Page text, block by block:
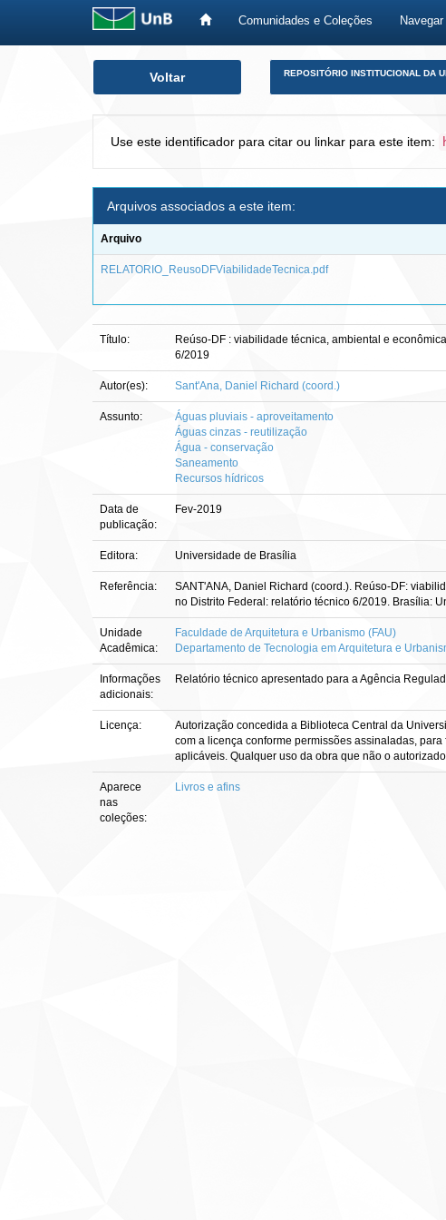
Comunidades e Coleções Navegar
Voltar REPOSITÓRIO INSTITUCIONAL DA
Use este identificador para citar ou linkar para este item:
Arquivos associados a este item:
Arquivo
RELATORIO_ReusoDFViabilidadeTecnica.pdf
Título:
Reúso-DF : viabilidade técnica, ambiental e
6/2019
Autor(es): Sant'Ana, Daniel Richard (coord.)
Assunto:
Águas pluviais - aproveitamento
Águas cinzas - reutilização
Água - conservação
Saneamento
Recursos hídricos
Data de
publicação:
Fev-2019
Editora: Universidade de Brasília
Referência:
SANT'ANA, Daniel Richard (coord.). Reúso-DF:
no Distrito Federal: relatório técnico 6/2019. Brasília:
Unidade
Acadêmica:
Faculdade de Arquitetura e Urbanismo (FAU)
Departamento de Tecnologia em Arquitetura e
Informações
adicionais:
Relatório técnico apresentado para a Agência
Licença:
Autorização concedida a Biblioteca Central da
com a licença conforme permissões assinaladas,
aplicáveis. Qualquer uso da obra que não o
Aparece
nas
coleções:
Livros e afins